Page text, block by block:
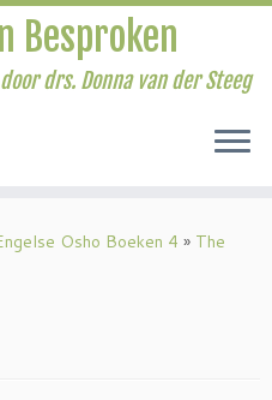
Besproken
drs. Donna van der Steeg
Osho Boeken 4 » The